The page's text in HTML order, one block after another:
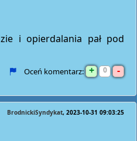
i opierdalania pał pod
Oceń komentarz: + 0 -
BrodnickiSyndykat 2023-10-31 09:03:25